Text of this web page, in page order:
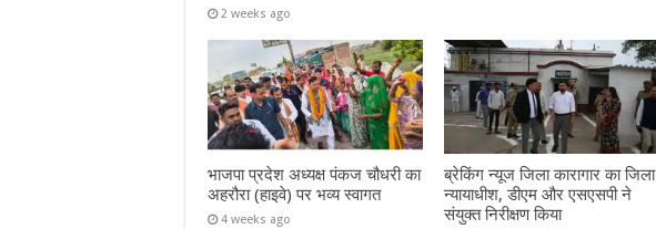
2 weeks ago
भाजपा प्रदेश अध्यक्ष पंकज चौधरी का
अहरौरा (हाइवे) पर भव्य स्वागत
4 weeks ago
ब्रेकिंग न्यूज जिला कारागार का जिला
न्यायाधीश, डीएम और एसएसपी ने
संयुक्त निरीक्षण किया